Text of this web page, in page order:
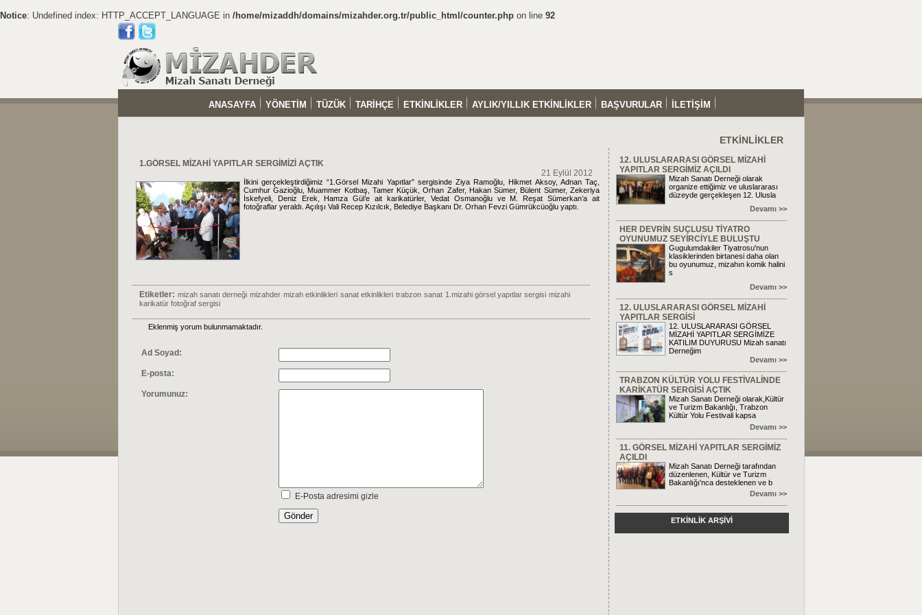
Notice: Undefined index: HTTP_ACCEPT_LANGUAGE in /home/mizaddh/domains/mizahder.org.tr/public_html/counter.php on line 92
ANASAYFA YÖNETİM TÜZÜK TARİHÇE ETKİNLİKLER AYLIK/YILLIK ETKİNLİKLER BAŞVURULAR İLETİŞİM
ETKİNLİKLER
1.GÖRSEL MİZAHİ YAPITLAR SERGİMİZİ AÇTIK
21 Eylül 2012
İlkini gerçekleştirdiğimiz “1.Görsel Mizahi Yapıtlar” sergisinde Ziya Ramoğlu, Hikmet Aksoy, Adnan Taç,
Cumhur Gazioğlu, Muammer Kotbaş, Tamer Küçük, Orhan Zafer, Hakan Sümer, Bülent Sümer, Zekeriya
İskefyeli, Deniz Erek, Hamza Gül’e ait karikatürler, Vedat Osmanoğlu ve M. Reşat Sümerkan’a ait
fotoğraflar yeraldı. Açılışı Vali Recep Kızılcık, Belediye Başkanı Dr. Orhan Fevzi Gümrükcüoğlu yaptı.
Etiketler: mizah sanatı derneği mizahder mizah etkinlikleri sanat etkinlikleri trabzon sanat 1.mizahi görsel yapıtlar sergisi mizahi
karikatür fotoğraf sergisi
Eklenmiş yorum bulunmamaktadır.
Ad Soyad:
E-posta:
Yorumunuz:
E-Posta adresimi gizle
12. ULUSLARARASI GÖRSEL MİZAHİ
YAPITLAR SERGİMİZ AÇILDI
Mizah Sanatı Derneği olarak
organize ettiğimiz ve uluslararası
düzeyde gerçekleşen 12. Ulusla
Devamı >>
HER DEVRİN SUÇLUSU TİYATRO
OYUNUMUZ SEYİRCİYLE BULUŞTU
Gugulumdakiler Tiyatrosu'nun
klasiklerinden birtanesi daha olan
bu oyunumuz, mizahın komik halini
s
Devamı >>
12. ULUSLARARASI GÖRSEL MİZAHİ
YAPITLAR SERGİSİ
12. ULUSLARARASI GÖRSEL
MİZAHİ YAPITLAR SERGİMİZE
KATILIM DUYURUSU Mizah sanatı
Derneğim
Devamı >>
TRABZON KÜLTÜR YOLU FESTİVALİNDE
KARİKATÜR SERGİSİ AÇTIK
Mizah Sanatı Derneği olarak,Kültür
ve Turizm Bakanlığı, Trabzon
Kültür Yolu Festivali kapsa
Devamı >>
11. GÖRSEL MİZAHİ YAPITLAR SERGİMİZ
AÇILDI
Mizah Sanatı Derneği tarafından
düzenlenen, Kültür ve Turizm
Bakanlığı'nca desteklenen ve b
Devamı >>
ETKİNLİK ARŞİVİ